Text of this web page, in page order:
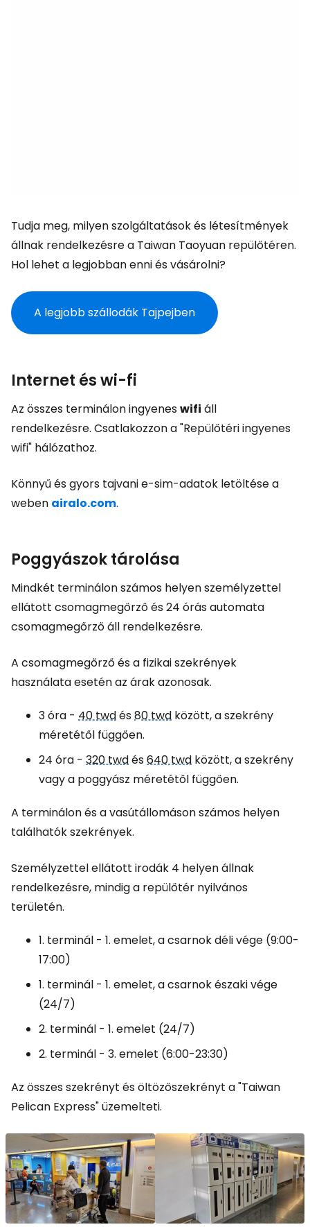
Tudja meg, milyen szolgáltatások és létesítmények
állnak rendelkezésre a Taiwan Taoyuan repülőtéren.
Hol lehet a legjobban enni és vásárolni?
A legjobb szállodák Tajpejben
Internet és wi-fi
Az összes terminálon ingyeneswifi áll
rendelkezésre. Csatlakozzon a "Repülőtéri ingyenes
wifi" hálózathoz.
Könnyű és gyors tajvani e-sim-adatok letöltése a
weben airalo.com.
Poggyászok tárolása
Mindkét terminálon számos helyen személyzettel
ellátott csomagmegőrző és 24 órás automata
csomagmegőrző áll rendelkezésre.
A csomagmegőrző és a fizikai szekrények
használata esetén az árak azonosak.
3 óra - 40 twdés80 twd között, a szekrény
méretétől függően.
24 óra - 320 twdés640 twd között, a szekrény
vagy a poggyász méretétől függően.
A terminálon és a vasútállomáson számos helyen
találhatók szekrények.
Személyzettel ellátott irodák 4 helyen állnak
rendelkezésre, mindig a repülőtér nyilvános
területén.
1. terminál - 1. emelet, a csarnok déli vége (9:00-
17:00)
1. terminál - 1. emelet, a csarnok északi vége
(24/7)
2. terminál - 1. emelet (24/7)
2. terminál - 3. emelet (6:00-23:30)
Az összes szekrényt és öltözőszekrényt a "Taiwan
Pelican Express" üzemelteti.